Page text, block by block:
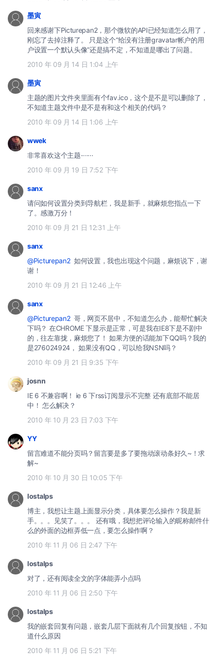
墨寅
回来感谢下Picturepan2，那个微软的API已经知道怎么用了，
刚忘了去掉注释了。 只是这个“给没有注册gravatar帐户的用
户设置一个默认头像”还是搞不定，不知道是哪出了问题。
2010 年 09 月 14 日 1:04 上午
墨寅
主题的图片文件夹里面有个fav.ico，这个是不是可以删除了，
不知道主题文件中是不是有和这个相关的代码？
2010 年 09 月 14 日 1:06 上午
wwek
非常喜欢这个主题·······
2010 年 09 月 19 日 7:52 下午
sanx
请问如何设置分类到导航栏，我是新手，就麻烦您指点一下
了。感激万分！
2010 年 09 月 21 日 12:31 上午
sanx
@Picturepan2如何设置，我也出现这个问题，麻烦说下，谢
谢！
2010 年 09 月 21 日 12:46 上午
sanx
@Picturepan2哥，网页不居中，不知道怎么办，能帮忙解决
下吗？ 在CHROME 下显示是正常，可是我在IE8下是不剧中
的，往左靠拢，麻烦您了！ 如果方便的话能加下QQ吗？我的
是276024924， 如果没有QQ，可以给我NSN吗？
2010 年 09 月 21 日 9:35 下午
josnn
IE 6 不兼容啊！ ie 6 下rss订阅显示不完整 还有底部不能居
中！ 怎么解决？
2010 年 10 月 23 日 7:03 下午
YY
留言难道不能分页吗？留言要是多了要拖动滚动条好久~！求
解~
2010 年 10 月 30 日 10:05 下午
lostalps
博主，我想让主题上面显示分类，具体要怎么操作？我是新
手。。。见笑了。。。 还有哦，我想把评论输入的昵称邮件什
么的外面的边框弄低一点，要怎么操作啊？
2010 年 11 月 06 日 2:47 下午
lostalps
对了，还有阅读全文的字体能弄小点吗
2010 年 11 月 06 日 2:50 下午
lostalps
我的嵌套回复有问题，嵌套几层下面就有几个回复按钮，不知
道什么原因
2010 年 11 月 06 日 5:21 下午